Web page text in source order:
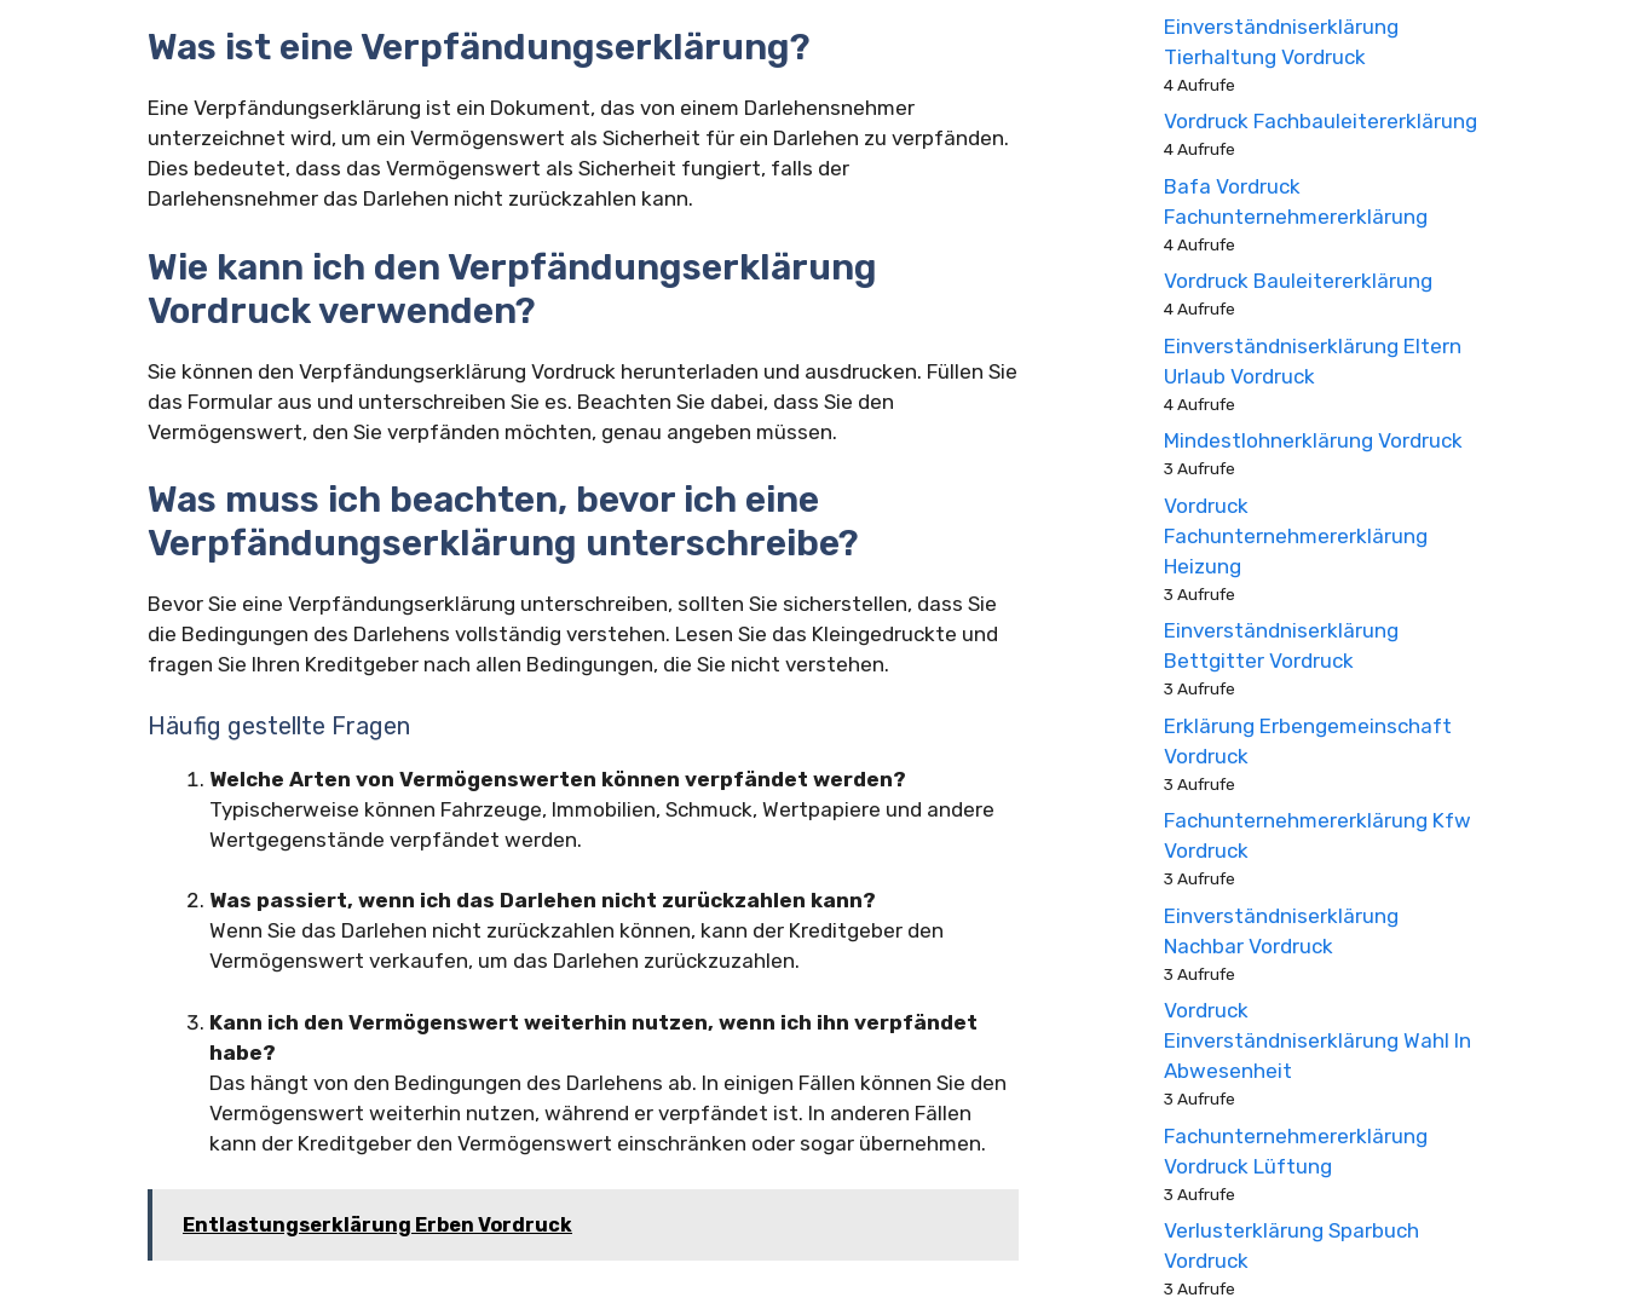
Was ist eine Verpfändungserklärung?
Eine Verpfändungserklärung ist ein Dokument, das von einem Darlehensnehmer
unterzeichnet wird, um ein Vermögenswert als Sicherheit für ein Darlehen zu verpfänden.
Dies bedeutet, dass das Vermögenswert als Sicherheit fungiert, falls der
Darlehensnehmer das Darlehen nicht zurückzahlen kann.
Wie kann ich den Verpfändungserklärung
Vordruck verwenden?
Sie können den Verpfändungserklärung Vordruck herunterladen und ausdrucken. Füllen Sie
das Formular aus und unterschreiben Sie es. Beachten Sie dabei, dass Sie den
Vermögenswert, den Sie verpfänden möchten, genau angeben müssen.
Was muss ich beachten, bevor ich eine
Verpfändungserklärung unterschreibe?
Bevor Sie eine Verpfändungserklärung unterschreiben, sollten Sie sicherstellen, dass Sie
die Bedingungen des Darlehens vollständig verstehen. Lesen Sie das Kleingedruckte und
fragen Sie Ihren Kreditgeber nach allen Bedingungen, die Sie nicht verstehen.
Häufig gestellte Fragen
Welche Arten von Vermögenswerten können verpfändet werden?
Typischerweise können Fahrzeuge, Immobilien, Schmuck, Wertpapiere und andere
Wertgegenstände verpfändet werden.
Was passiert, wenn ich das Darlehen nicht zurückzahlen kann?
Wenn Sie das Darlehen nicht zurückzahlen können, kann der Kreditgeber den
Vermögenswert verkaufen, um das Darlehen zurückzuzahlen.
Kann ich den Vermögenswert weiterhin nutzen, wenn ich ihn verpfändet
habe?
Das hängt von den Bedingungen des Darlehens ab. In einigen Fällen können Sie den
Vermögenswert weiterhin nutzen, während er verpfändet ist. In anderen Fällen
kann der Kreditgeber den Vermögenswert einschränken oder sogar übernehmen.
Entlastungserklärung Erben Vordruck
Einverständniserklärung
Tierhaltung Vordruck
4 Aufrufe
Vordruck Fachbauleitererklärung
4 Aufrufe
Bafa Vordruck
Fachunternehmererklärung
4 Aufrufe
Vordruck Bauleitererklärung
4 Aufrufe
Einverständniserklärung Eltern
Urlaub Vordruck
4 Aufrufe
Mindestlohnerklärung Vordruck
3 Aufrufe
Vordruck
Fachunternehmererklärung
Heizung
3 Aufrufe
Einverständniserklärung
Bettgitter Vordruck
3 Aufrufe
Erklärung Erbengemeinschaft
Vordruck
3 Aufrufe
Fachunternehmererklärung Kfw
Vordruck
3 Aufrufe
Einverständniserklärung
Nachbar Vordruck
3 Aufrufe
Vordruck
Einverständniserklärung Wahl In
Abwesenheit
3 Aufrufe
Fachunternehmererklärung
Vordruck Lüftung
3 Aufrufe
Verlusterklärung Sparbuch
Vordruck
3 Aufrufe